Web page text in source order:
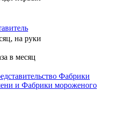
на руки
в месяц
Фабрики
и Фабрики мороженого